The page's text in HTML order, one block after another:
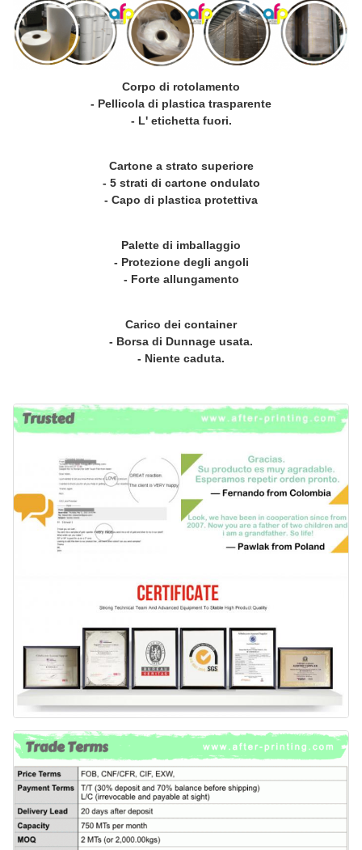
Corpo di rotolamento
- Pellicola di plastica trasparente
- L' etichetta fuori.
Cartone a strato superiore
- 5 strati di cartone ondulato
- Capo di plastica protettiva
Palette di imballaggio
- Protezione degli angoli
- Forte allungamento
Carico dei container
- Borsa di Dunnage usata.
- Niente caduta.